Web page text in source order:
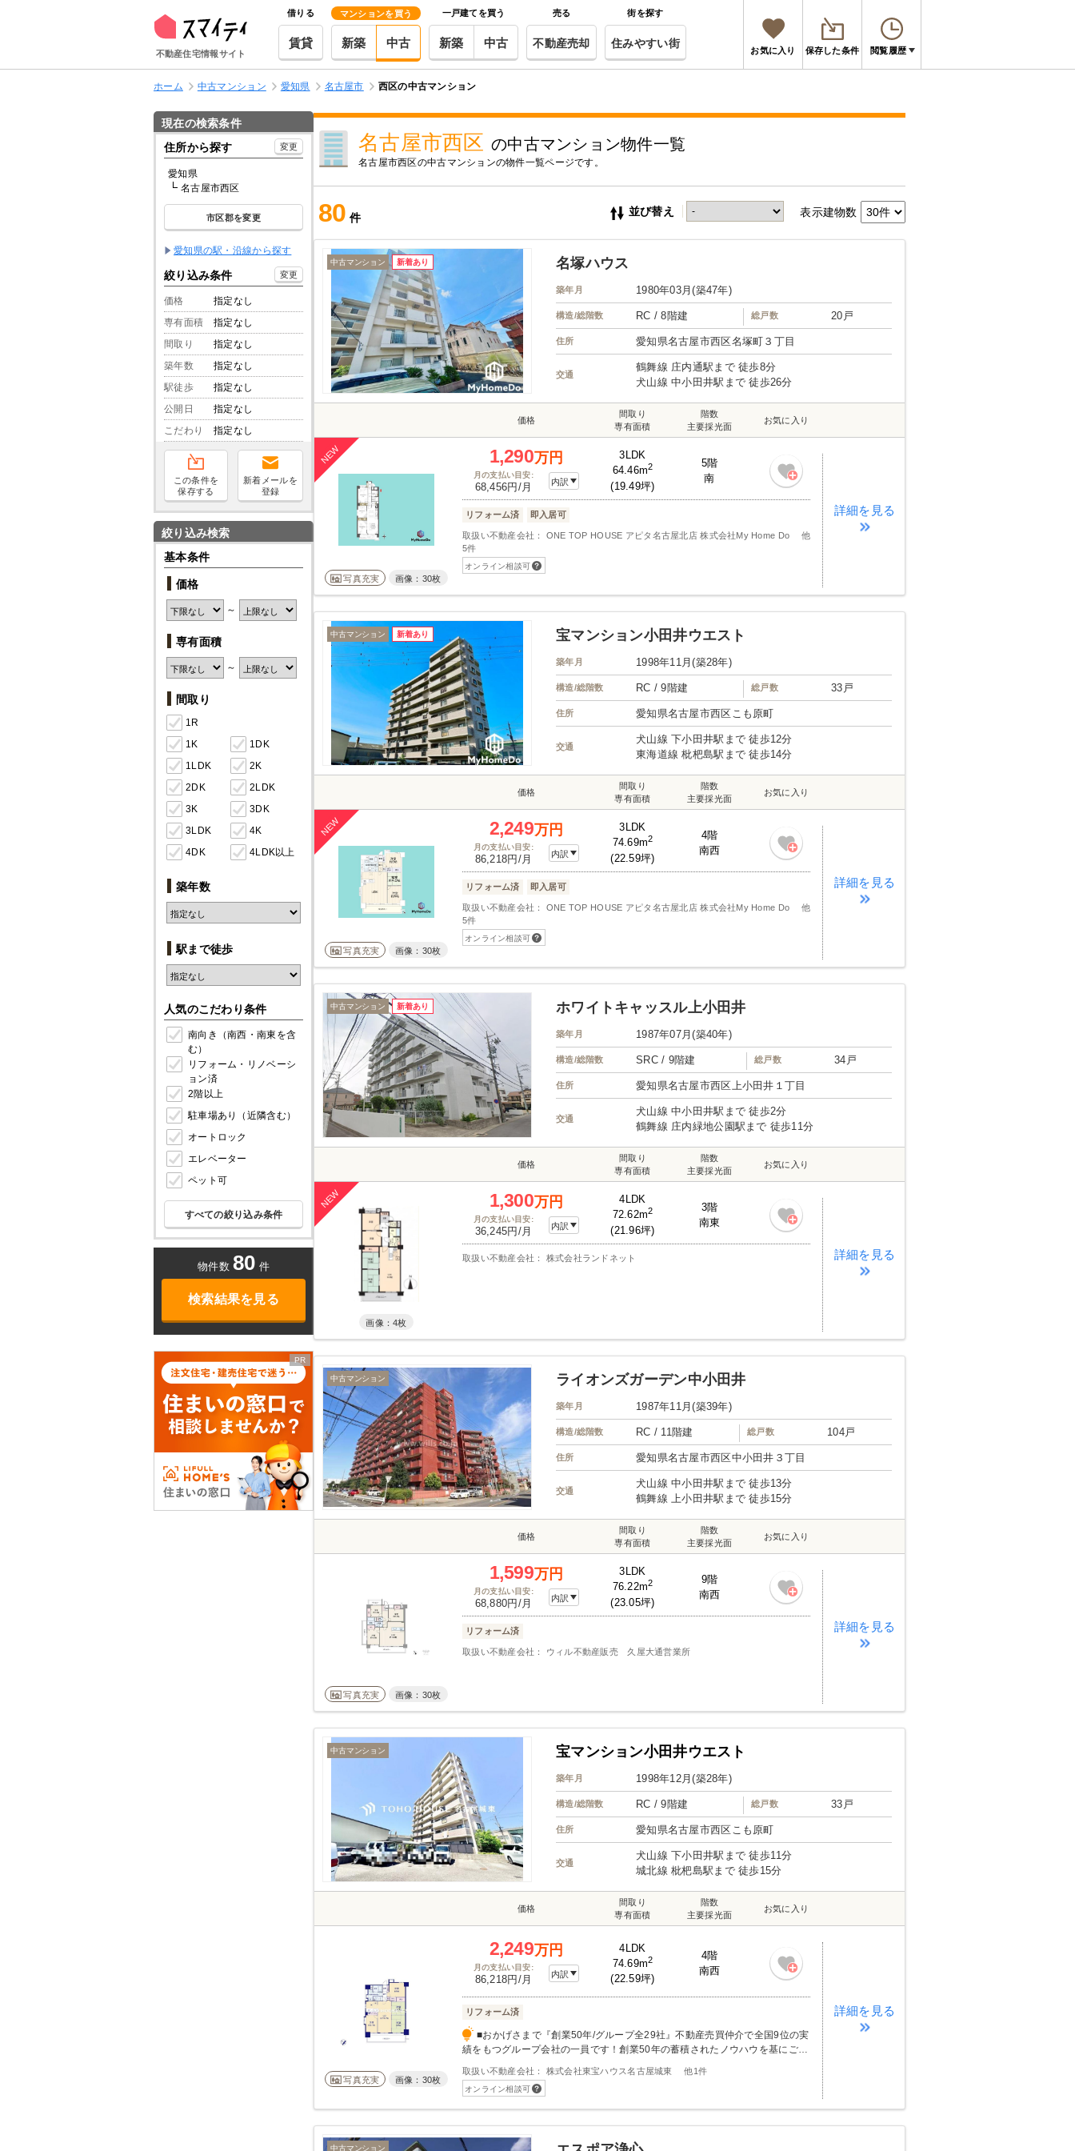
不動産住宅情報サイト
借りる
賃貸
マンションを買う
新築 中古
一戸建てを買う
新築 中古
売る
不動産売却
街を探す
住みやすい街
お気に入り 保存した条件 閲覧履歴
ホーム 中古マンション 愛知県 名古屋市 西区の中古マンション
現在の検索条件
住所から探す
変更
愛知県
名古屋市西区
市区郡を変更
愛知県の駅・沿線から探す
絞り込み条件 変更
価格
指定なし
専有面積
指定なし
間取り
指定なし
築年数
指定なし
駅徒歩
指定なし
公開日
指定なし
こだわり
指定なし
この条件を
保存する
新着メールを
登録
絞り込み検索
基本条件
価格
～
専有面積
～
間取り
1R
1K
1DK
1LDK
2K
2DK
2LDK
3K
3DK
3LDK
4K
4DK
4LDK以上
築年数
駅まで徒歩
人気のこだわり条件
南向き（南西・南東を含
む）
リフォーム・リノベーシ
ョン済
2階以上
駐車場あり（近隣含む）
オートロック
エレベーター
ペット可
すべての絞り込み条件
物件数 80 件
検索結果を見る
名古屋市西区 の中古マンション物件一覧
名古屋市西区の中古マンションの物件一覧ページです。
80 件 表示建物数
並び替え
中古マンション 新着あり 名塚ハウス
築年月 1980年03月(築47年)
構造/総階数 RC / 8階建 総戸数 20戸
住所 愛知県名古屋市西区名塚町３丁目
交通
鶴舞線 庄内通駅まで 徒歩8分
犬山線 中小田井駅まで 徒歩26分
価格
間取り
専有面積
階数
主要採光面
お気に入り
写真充実 画像：30枚
1,290万円
月の支払い目安:
68,456円/月 内訳
3LDK
64.46m2
(19.49坪)
5階
南
詳細を見る
リフォーム済 即入居可
取扱い不動産会社： ONE TOP HOUSE アピタ名古屋北店 株式会社My Home Do 他
5件
オンライン相談可
中古マンション 新着あり 宝マンション小田井ウエスト
築年月 1998年11月(築28年)
構造/総階数 RC / 9階建 総戸数 33戸
住所 愛知県名古屋市西区こも原町
交通
犬山線 下小田井駅まで 徒歩12分
東海道線 枇杷島駅まで 徒歩14分
価格
間取り
専有面積
階数
主要採光面
お気に入り
写真充実 画像：30枚
2,249万円
月の支払い目安:
86,218円/月 内訳
3LDK
74.69m2
(22.59坪)
4階
南西
詳細を見る
リフォーム済 即入居可
取扱い不動産会社： ONE TOP HOUSE アピタ名古屋北店 株式会社My Home Do 他
5件
オンライン相談可
中古マンション 新着あり ホワイトキャッスル上小田井
築年月 1987年07月(築40年)
構造/総階数 SRC / 9階建 総戸数 34戸
住所 愛知県名古屋市西区上小田井１丁目
交通
犬山線 中小田井駅まで 徒歩2分
鶴舞線 庄内緑地公園駅まで 徒歩11分
価格
間取り
専有面積
階数
主要採光面
お気に入り
画像：4枚
1,300万円
月の支払い目安:
36,245円/月 内訳
4LDK
72.62m2
(21.96坪)
3階
南東
詳細を見る
取扱い不動産会社： 株式会社ランドネット
中古マンション ライオンズガーデン中小田井
築年月 1987年11月(築39年)
構造/総階数 RC / 11階建 総戸数 104戸
住所 愛知県名古屋市西区中小田井３丁目
交通
犬山線 中小田井駅まで 徒歩13分
鶴舞線 上小田井駅まで 徒歩15分
価格
間取り
専有面積
階数
主要採光面
お気に入り
写真充実 画像：30枚
1,599万円
月の支払い目安:
68,880円/月 内訳
3LDK
76.22m2
(23.05坪)
9階
南西
詳細を見る
リフォーム済
取扱い不動産会社： ウィル不動産販売 久屋大通営業所
中古マンション 宝マンション小田井ウエスト
築年月 1998年12月(築28年)
構造/総階数 RC / 9階建 総戸数 33戸
住所 愛知県名古屋市西区こも原町
交通
犬山線 下小田井駅まで 徒歩11分
城北線 枇杷島駅まで 徒歩15分
価格
間取り
専有面積
階数
主要採光面
お気に入り
写真充実 画像：30枚
2,249万円
月の支払い目安:
86,218円/月 内訳
4LDK
74.69m2
(22.59坪)
4階
南西
詳細を見る
リフォーム済
■おかげさまで『創業50年/グループ全29社』不動産売買仲介で全国9位の実
績をもつグループ会社の一員です！創業50年の蓄積されたノウハウを基にご購
ダー】住宅購入の資金計画は未来を見据えて立てなければいけません。漠然と
した不安や悩みを『見える化』して幸せな未来へのスタートを切りましょう。■
無料アフターサポート【TOHO HOUSE CLUB】『住まい』のご購入はゴール
サービスを全て無料で提供してます。お気軽にお問合せ下さい！
取扱い不動産会社： 株式会社東宝ハウス名古屋城東 他1件
オンライン相談可
中古マンション